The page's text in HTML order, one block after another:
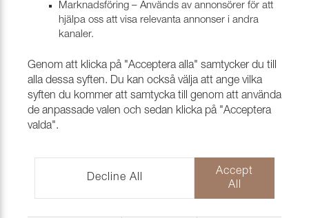
Marknadsföring – Används av annonsörer för att
hjälpa oss att visa relevanta annonser i andra
kanaler.
Genom att klicka på "Acceptera alla" samtycker du till
alla dessa syften. Du kan också välja att ange vilka
syften du kommer att samtycka till genom att använda
de anpassade valen och sedan klicka på "Acceptera
valda".
Decline All
Accept
All